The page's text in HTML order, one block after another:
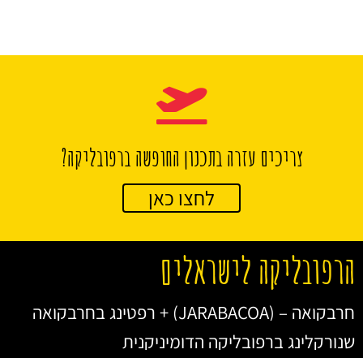
צריכים עזרה בתכנון החופשה ברפובליקה?
לחצו כאן
הרפובליקה לישראלים
חרבקואה – (JARABACOA) + רפטינג בחרבקואה
שנורקלינג ברפובליקה הדומיניקנית